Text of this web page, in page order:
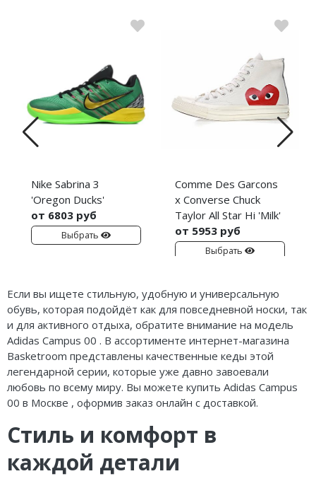
Nike Sabrina 3
'Oregon Ducks'
от 6803 руб
Выбрать
Comme Des Garcons
x Converse Chuck
Taylor All Star Hi 'Milk'
от 5953 руб
Выбрать
Если вы ищете стильную, удобную и универсальную
обувь, которая подойдёт как для повседневной носки, так
и для активного отдыха, обратите внимание на модель
Adidas Campus 00 . В ассортименте интернет-магазина
Basketroom представлены качественные кеды этой
легендарной серии, которые уже давно завоевали
любовь по всему миру. Вы можете купить Adidas Campus
00 в Москве , оформив заказ онлайн с доставкой.
Стиль и комфорт в
каждой детали